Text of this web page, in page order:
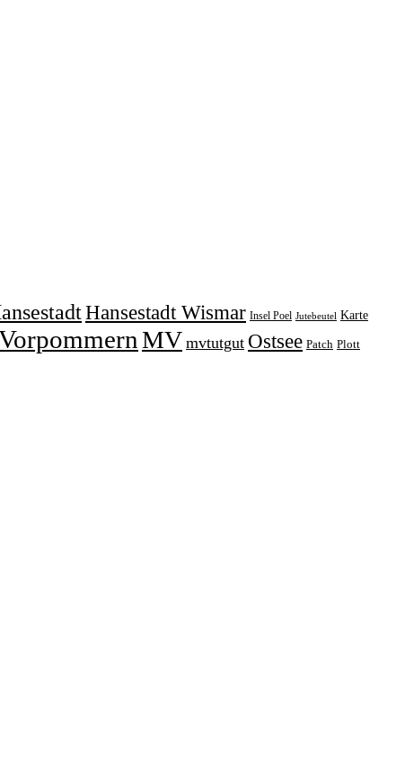
Hansestadt Wismar Insel Poel Jutebeutel Karte
MV mvtutgut Ostsee Patch Plott